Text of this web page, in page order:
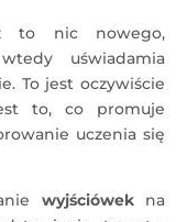
to nic nowego,
uświadamia
To jest oczywiście
to, co promuje
uczenia się
wyjściówekna